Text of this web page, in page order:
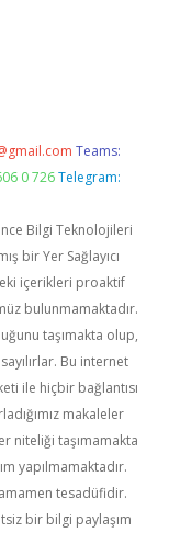
Teams:
0 726 Telegram:
Bilgi Teknolojileri
bir Yer Sağlayıcı
içerikleri proaktif
bulunmamaktadır.
taşımakta olup,
Bu internet
ile hiçbir bağlantısı
makaleler
niteliği taşımamakta
yapılmamaktadır.
tesadüfidir.
bir bilgi paylaşım